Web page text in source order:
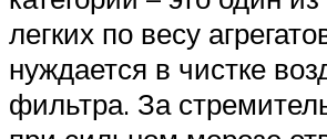
легких по весу
нуждается в чистке
фильтра. За